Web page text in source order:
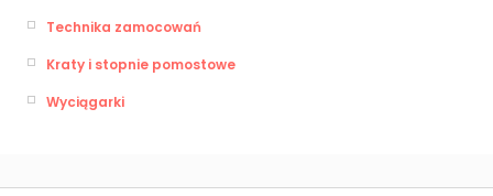
Technika zamocowań
Kraty i stopnie pomostowe
Wyciągarki